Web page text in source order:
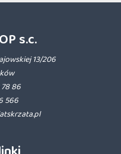
s.c.
13/206
86
566